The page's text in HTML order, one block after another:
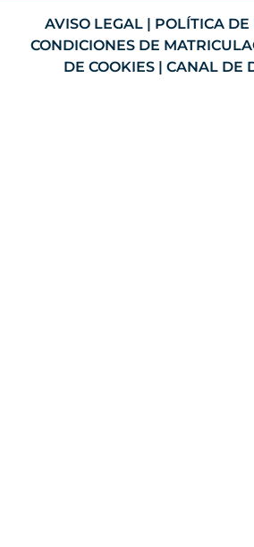
AVISO LEGAL | POLÍTICA
CONDICIONES DE
DE COOKIES | CANAL DE